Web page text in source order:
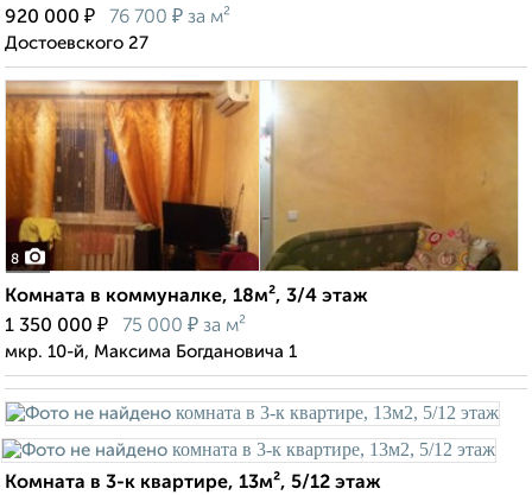
920 000 ₽ 76 700 ₽ за м²
Достоевского 27
8
Комната в коммуналке, 18м², 3/4 этаж
1 350 000 ₽ 75 000 ₽ за м²
мкр. 10-й, Максима Богдановича 1
Комната в 3-к квартире, 13м², 5/12 этаж